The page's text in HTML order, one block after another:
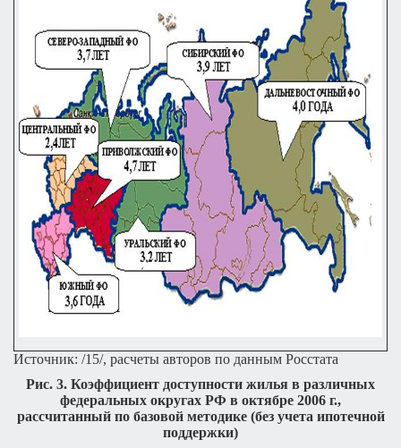
Источник: /15/, расчеты авторов по данным Росстата
Рис. 3. Коэффициент доступности жилья в различных
федеральных округах РФ в октябре 2006 г.,
рассчитанный по базовой методике (без учета ипотечной
поддержки)